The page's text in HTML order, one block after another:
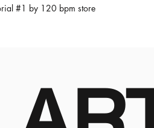
Oyaide Neo d+ Tutorial #1 by 120 bpm store